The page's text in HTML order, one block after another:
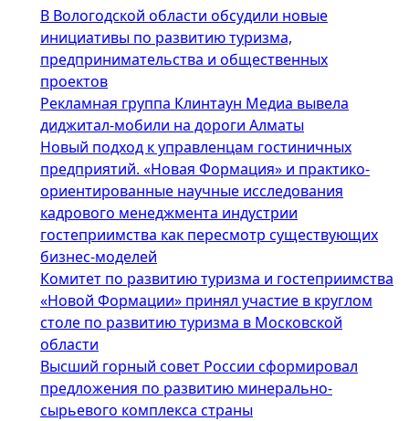
В Вологодской области обсудили новые
инициативы по развитию туризма,
предпринимательства и общественных
проектов
Рекламная группа Клинтаун Медиа вывела
диджитал-мобили на дороги Алматы
Новый подход к управленцам гостиничных
предприятий. «Новая Формация» и практико-
ориентированные научные исследования
кадрового менеджмента индустрии
гостеприимства как пересмотр существующих
бизнес-моделей
Комитет по развитию туризма и гостеприимства
«Новой Формации» принял участие в круглом
столе по развитию туризма в Московской
области
Высший горный совет России сформировал
предложения по развитию минерально-
сырьевого комплекса страны